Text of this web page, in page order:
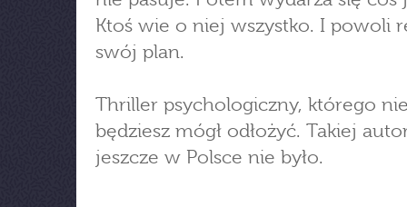
Ktoś wie o niej wszystko. I powoli
swój plan.
Thriller psychologiczny, którego
będziesz mógł odłożyć. Takiej
jeszcze w Polsce nie było.